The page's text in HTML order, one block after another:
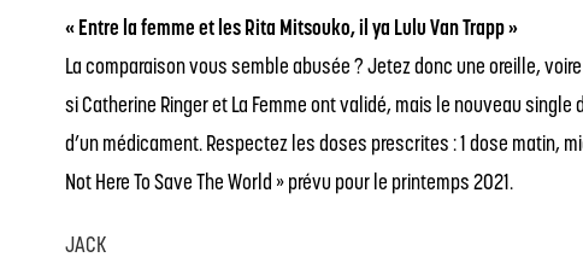
« Entre la femme et les Rita Mitsouko, il ya Lulu Van Trapp »
La comparaison vous semble abusée ? Jetez donc une oreille,
si Catherine Ringer et La Femme ont validé, mais le nouveau
d’un médicament. Respectez les doses prescrites : 1 dose matin,
Not Here To Save The World » prévu pour le printemps 2021.
JACK